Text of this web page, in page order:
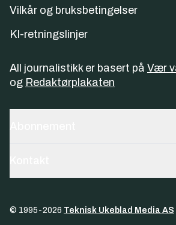
Vilkår og bruksbetingelser
KI-retningslinjer
All journalistikk er basert på Vær
og Redaktørplakaten
© 1995-2026 Teknisk Ukeblad Media AS